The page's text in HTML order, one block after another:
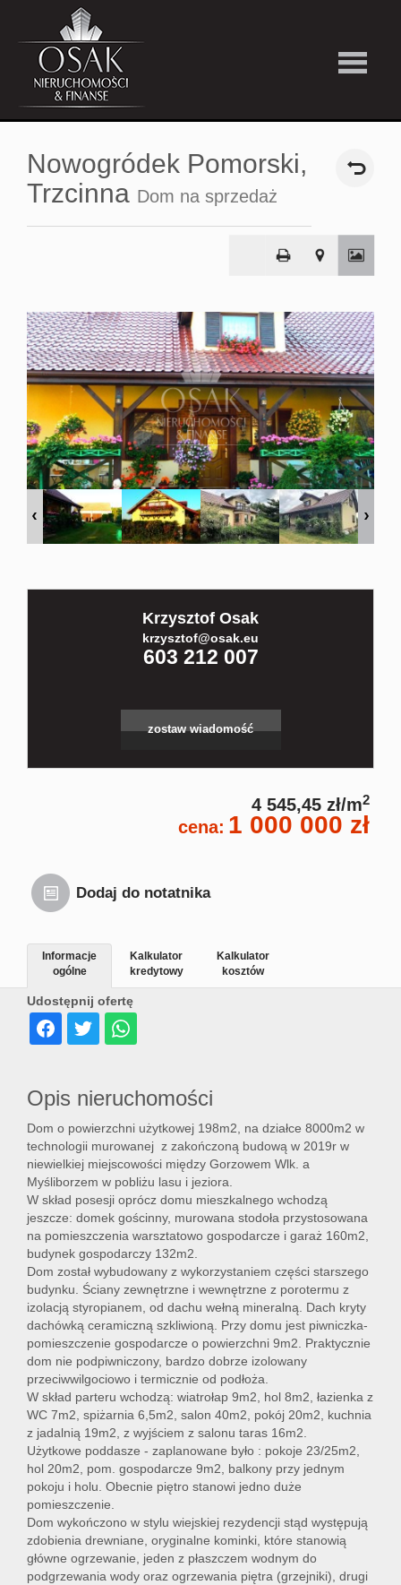
Kup
Strefa
Firma
Kontakt
Nowogródek Pomorski,
Trzcinna Dom na sprzedaż
Krzysztof Osak
krzysztof@osak.eu
603 212 007
zostaw wiadomość
4 545,45 zł/m2
cena: 1 000 000 zł
Dodaj do notatnika
Udostępnij ofertę
Informacje
ogólne
Kalkulator
kredytowy
Kalkulator
kosztów
Opis nieruchomości
Dom o powierzchni użytkowej 198m2, na działce 8000m2 w
technologii murowanej z zakończoną budową w 2019r w
niewielkiej miejscowości między Gorzowem Wlk. a
Myśliborzem w pobliżu lasu i jeziora.
W skład posesji oprócz domu mieszkalnego wchodzą
jeszcze: domek gościnny, murowana stodoła przystosowana
na pomieszczenia warsztatowo gospodarcze i garaż 160m2,
budynek gospodarczy 132m2.
Dom został wybudowany z wykorzystaniem części starszego
budynku. Ściany zewnętrzne i wewnętrzne z porotermu z
izolacją styropianem, od dachu wełną mineralną. Dach kryty
dachówką ceramiczną szkliwioną. Przy domu jest piwniczka-
pomieszczenie gospodarcze o powierzchni 9m2. Praktycznie
dom nie podpiwniczony, bardzo dobrze izolowany
przeciwwilgociowo i termicznie od podłoża.
W skład parteru wchodzą: wiatrołap 9m2, hol 8m2, łazienka z
WC 7m2, spiżarnia 6,5m2, salon 40m2, pokój 20m2, kuchnia
z jadalnią 19m2, z wyjściem z salonu taras 16m2.
Użytkowe poddasze - zaplanowane było : pokoje 23/25m2,
hol 20m2, pom. gospodarcze 9m2, balkony przy jednym
pokoju i holu. Obecnie piętro stanowi jedno duże
pomieszczenie.
Dom wykończono w stylu wiejskiej rezydencji stąd występują
zdobienia drewniane, oryginalne kominki, które stanowią
główne ogrzewanie, jeden z płaszczem wodnym do
podgrzewania wody oraz ogrzewania piętra (grzejniki), drugi